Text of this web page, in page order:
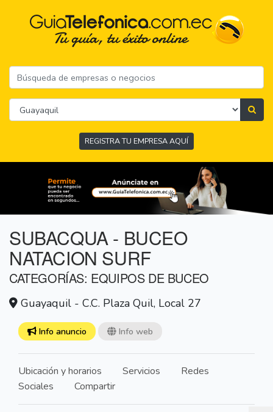
REGISTRA TU EMPRESA AQUÍ
SUBACQUA - BUCEO
NATACION SURF
CATEGORÍAS: EQUIPOS DE BUCEO
Guayaquil - C.C. Plaza Quil, Local 27
Info anuncio Info web
Ubicación y horarios Servicios
Redes
Sociales
Compartir